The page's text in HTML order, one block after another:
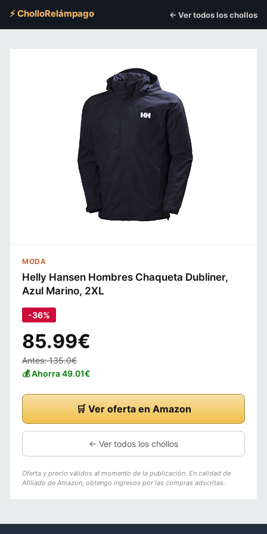
⚡ CholloRelámpago ← Ver todos los chollos
MODA
Helly Hansen Hombres Chaqueta Dubliner,
Azul Marino, 2XL
-36%
85.99€
Antes: 135.0€
💰 Ahorra 49.01€
🛒 Ver oferta en Amazon
← Ver todos los chollos
Oferta y precio válidos al momento de la publicación. En calidad de
Afiliado de Amazon, obtengo ingresos por las compras adscritas.